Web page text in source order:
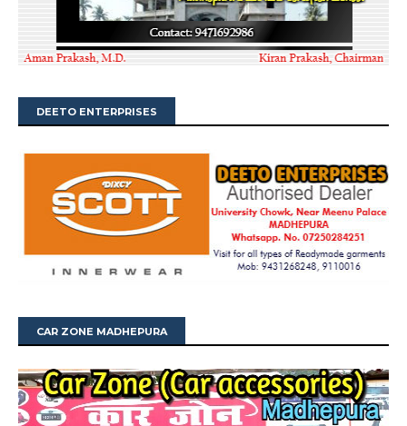
DEETO ENTERPRISES
CAR ZONE MADHEPURA